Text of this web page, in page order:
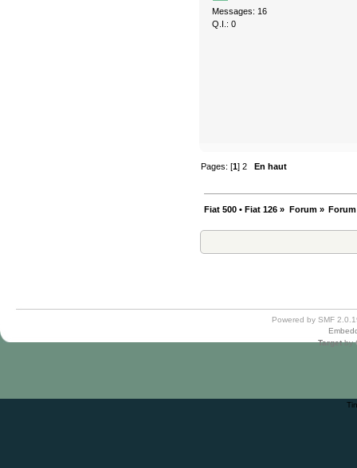
Messages: 16
Q.I.: 0
Pages: [1]2 En haut
Fiat 500 • Fiat 126 » Forum»
Powered by SMF
Targetby